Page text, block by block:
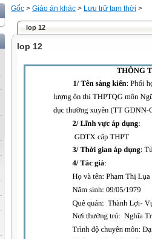
Gốc > Giáo án khác > Lưu trữ tạm thời >
lop 12
lop 12